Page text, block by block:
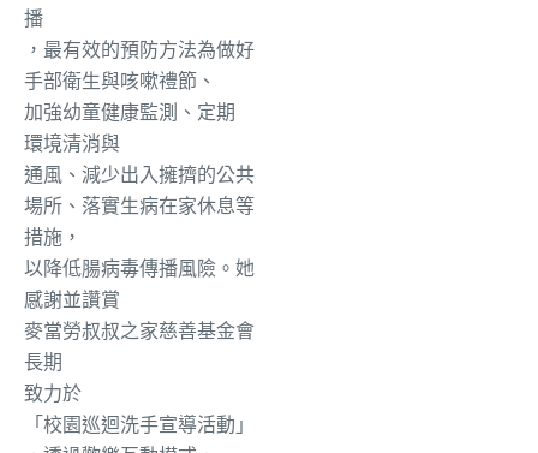
播
，最有效的預防方法為做好
手部衛生與咳嗽禮節、
加強幼童健康監測、 定期
環境清消與
通風、減少出入擁擠的公共
場所、落實生病在家休息等
措施，
以降低腸病毒傳播風險。她
感謝並讚賞
麥當勞叔叔之家慈善基金會
長期
致力於
「校園巡迴洗手宣導活動」